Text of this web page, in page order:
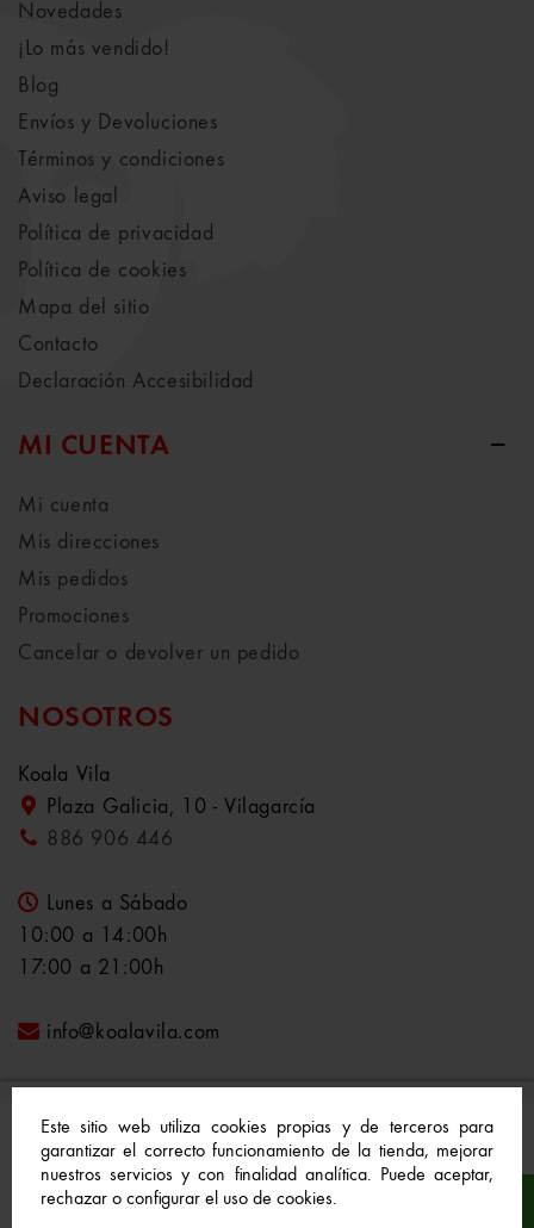
Este sitio web utiliza cookies propias y de terceros para
garantizar el correcto funcionamiento de la tienda, mejorar
nuestros servicios y con finalidad analítica. Puede aceptar,
rechazar o configurar el uso de cookies.
Novedades
¡Lo más vendido!
Blog
Envíos y Devoluciones
Términos y condiciones
Aviso legal
Política de privacidad
Política de cookies
Mapa del sitio
Contacto
Declaración Accesibilidad
MI CUENTA
Mi cuenta
Mis direcciones
Mis pedidos
Promociones
Cancelar o devolver un pedido
NOSOTROS
Koala Vila
Plaza Galicia, 10 - Vilagarcía
886 906 446
Lunes a Sábado
10:00 a 14:00h
17:00 a 21:00h
info@koalavila.com
© 2021-2022 Koala Vila™. Todos los derechos